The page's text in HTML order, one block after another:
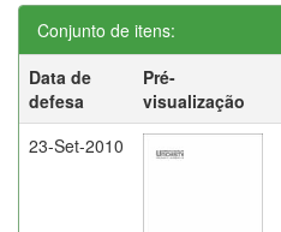
Conjunto de itens:
Data de
defesa
Pré-
visualização
23-Set-2010